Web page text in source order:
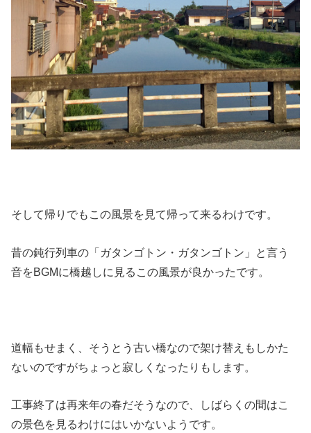
そして帰りでもこの風景を見て帰って来るわけです。
昔の鈍行列車の「ガタンゴトン・ガタンゴトン」と言う
音をBGMに橋越しに見るこの風景が良かったです。
道幅もせまく、そうとう古い橋なので架け替えもしかた
ないのですがちょっと寂しくなったりもします。
工事終了は再来年の春だそうなので、しばらくの間はこ
の景色を見るわけにはいかないようです。